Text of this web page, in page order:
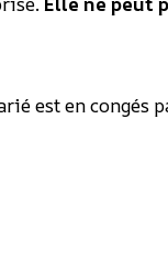
est en congés